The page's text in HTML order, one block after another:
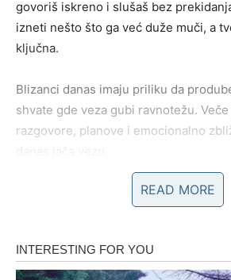
govoriš iskreno i slušaš bez
izneti nešto što ga već duže muči, a
ključna.
Blizanci danas imaju priliku da
shvate gde veza gubi ravnotežu.
razgovore, planove i emocionalno
poziv ili susret . Neko iz prošlosti
puta sa drugačijom energijom.
READ MORE